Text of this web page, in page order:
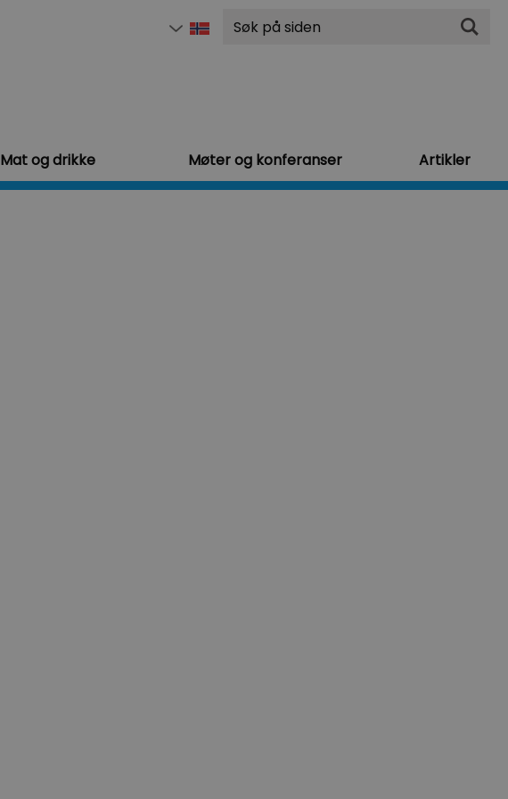
Søk
Mat og drikke Møter og konferanser Artikler